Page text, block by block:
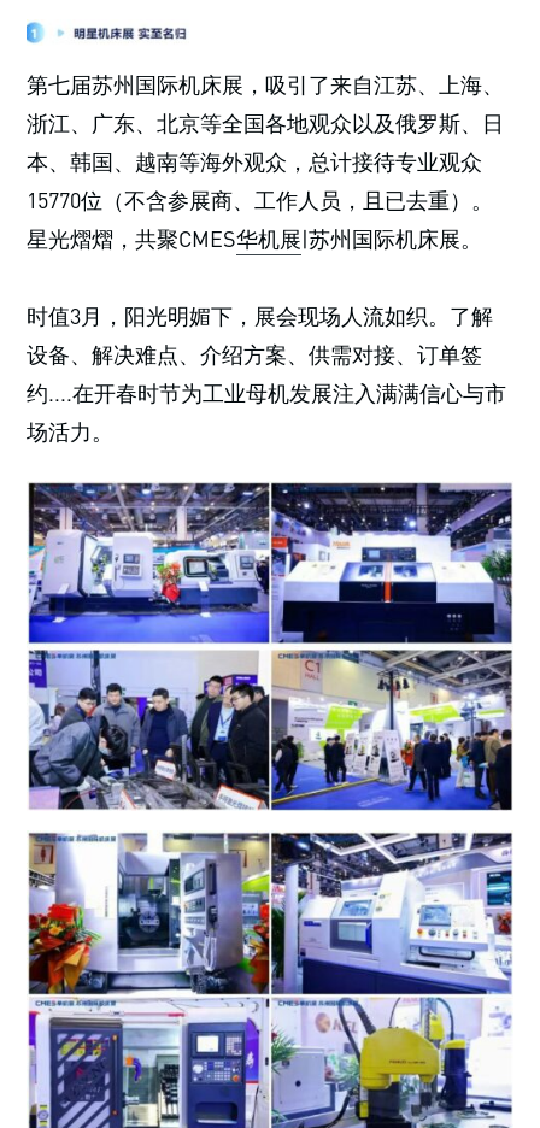
第七届苏州国际机床展，吸引了来自江苏、上海、
浙江、广东、北京等全国各地观众以及俄罗斯、日
本、韩国、越南等海外观众，总计接待专业观众
15770位（不含参展商、工作人员，且已去重）。
星光熠熠，共聚CMES华机展|苏州国际机床展。
时值3月，阳光明媚下，展会现场人流如织。了解
设备、解决难点、介绍方案、供需对接、订单签
约....在开春时节为工业母机发展注入满满信心与市
场活力。